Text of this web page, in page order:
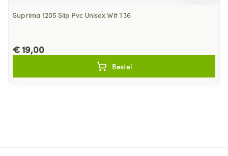
Suprima 1205 Slip Pvc Unisex Wit T36
€ 19,00
Bestel